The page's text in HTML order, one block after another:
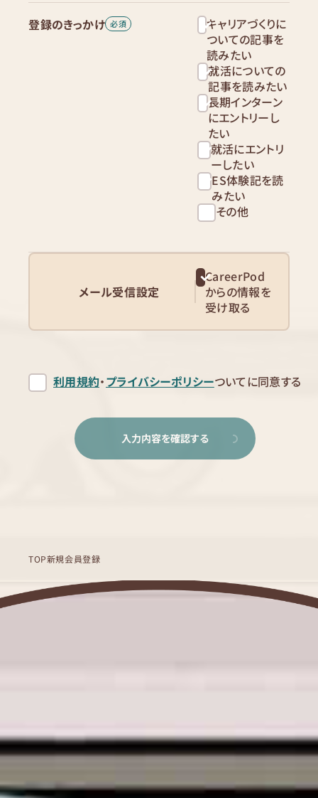
登録のきっかけ
キャリアづくりに
ついての記事を
読みたい
就活についての
記事を読みたい
長期インターン
にエントリーし
たい
就活にエントリ
ーしたい
ES体験記を読
みたい
その他
メール受信設定
CareerPod
からの情報を
受け取る
利用規約・プライバシーポリシーついてに同意する
入力内容を確認する
TOP新規会員登録